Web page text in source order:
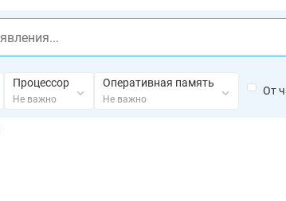
Процессор
Не важно
Оперативная память
Не важно
От